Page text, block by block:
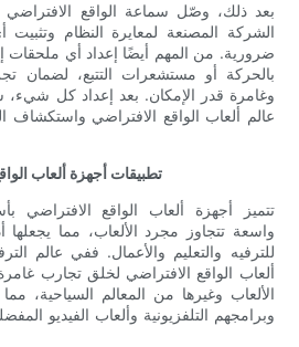
بعد ذلك، وصّل سماعة الواقع الافتراضي
الشركة المصنعة لمعايرة النظام
ضرورية. من المهم أيضًا إعداد أي ملحقات
بالحركة أو مستشعرات التتبع، لضمان
وغامرة قدر الإمكان. بعد إعداد كل
عالم ألعاب الواقع الافتراضي واستكشاف
تطبيقات أجهزة ألعاب
تتميز أجهزة ألعاب الواقع الافتراضي
واسعة تتجاوز مجرد الألعاب، مما يجعلها
للترفيه والتعليم والأعمال. ففي عالم
ألعاب الواقع الافتراضي لخلق تجارب
الألعاب وغيرها من المعالم السياحية،
وبرامجهم التلفزيونية وألعاب الفيديو